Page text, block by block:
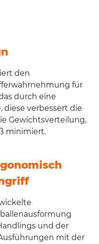
den
für
durch eine
diese verbessert die
Gewichtsverteilung,
minimiert.
und der
mit der